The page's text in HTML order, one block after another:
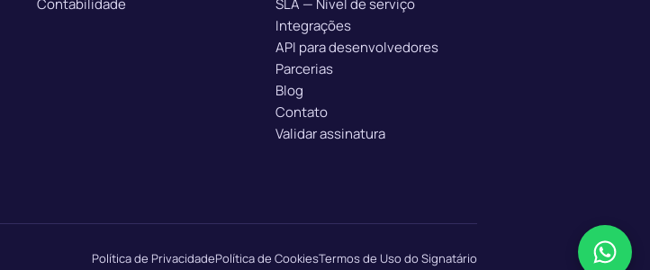
Integrações
API para desenvolvedores
Parcerias
Blog
Contato
Validar assinatura
Política de PrivacidadePolítica de CookiesTermos de Uso do Signatário